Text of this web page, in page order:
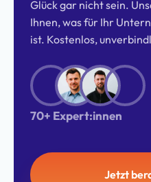
Glück gar nicht sein.
Ihnen, was für Ihr
ist. Kostenlos,
70+ Expert:innen
Jetzt